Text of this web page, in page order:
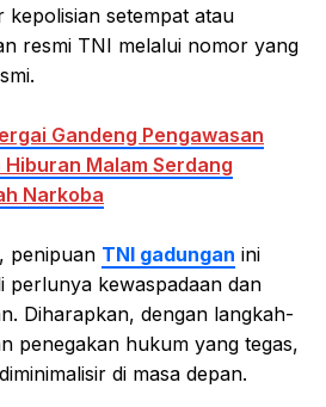
setempat atau
resmi TNI melalui nomor yang
Gandeng Pengawasan
Malam Serdang
Narkoba
penipuan TNI gadungan ini
perlunya kewaspadaan dan
Diharapkan, dengan langkah-
penegakan hukum yang tegas,
di masa depan.